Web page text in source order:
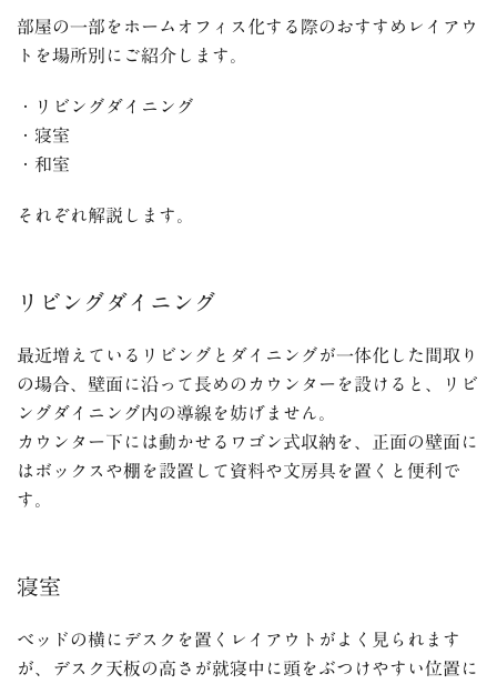
部屋の一部をホームオフィス化する際のおすすめレイアウ
トを場所別にご紹介します。
・リビングダイニング
・寝室
・和室
それぞれ解説します。
リビングダイニング
最近増えているリビングとダイニングが一体化した間取り
の場合、壁面に沿って長めのカウンターを設けると、リビ
ングダイニング内の導線を妨げません。
カウンター下には動かせるワゴン式収納を、正面の壁面に
はボックスや棚を設置して資料や文房具を置くと便利で
す。
寝室
ベッドの横にデスクを置くレイアウトがよく見られます
が、デスク天板の高さが就寝中に頭をぶつけやすい位置に